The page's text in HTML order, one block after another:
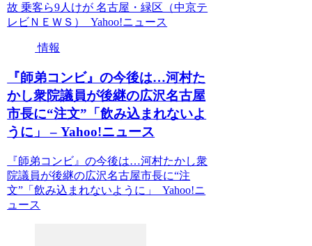
故 乗客ら9人けが 名古屋・緑区（中京テ
レビＮＥＷＳ） Yahoo!ニュース
情報
『師弟コンビ』の今後は…河村た
かし衆院議員が後継の広沢名古屋
市長に“注文”「飲み込まれないよ
うに」 – Yahoo!ニュース
『師弟コンビ』の今後は…河村たかし衆
院議員が後継の広沢名古屋市長に“注
文”「飲み込まれないように」 Yahoo!ニ
ュース